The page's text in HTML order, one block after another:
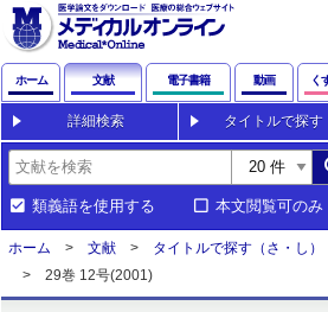
ホーム 文献 電子書籍 動画 く
詳細検索 タイトルで探す
類義語を使用する 本文閲覧可のみ
ホーム 文献 タイトルで探す（さ・し）
29巻 12号(2001)